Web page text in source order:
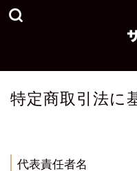
特定商取引法に
代表責任者名